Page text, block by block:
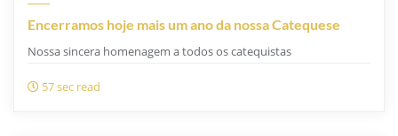
Encerramos hoje mais um ano da nossa Catequese
Nossa sincera homenagem a todos os catequistas
57 sec read